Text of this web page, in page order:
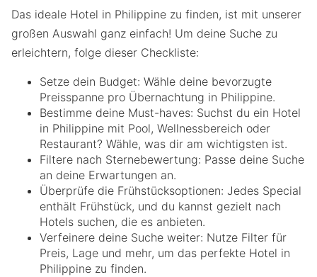
Das ideale Hotel in Philippine zu finden, ist mit unserer
großen Auswahl ganz einfach! Um deine Suche zu
erleichtern, folge dieser Checkliste:
Setze dein Budget: Wähle deine bevorzugte
Preisspanne pro Übernachtung in Philippine.
Bestimme deine Must-haves: Suchst du ein Hotel
in Philippine mit Pool, Wellnessbereich oder
Restaurant? Wähle, was dir am wichtigsten ist.
Filtere nach Sternebewertung: Passe deine Suche
an deine Erwartungen an.
Überprüfe die Frühstücksoptionen: Jedes Special
enthält Frühstück, und du kannst gezielt nach
Hotels suchen, die es anbieten.
Verfeinere deine Suche weiter: Nutze Filter für
Preis, Lage und mehr, um das perfekte Hotel in
Philippine zu finden.